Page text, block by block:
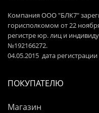
Компания ООО "БЛК7"
горисполкомом от 22
регистре юр. лиц и
№192166272.
04.05.2015 дата
ПОКУПАТЕЛЮ
Магазин